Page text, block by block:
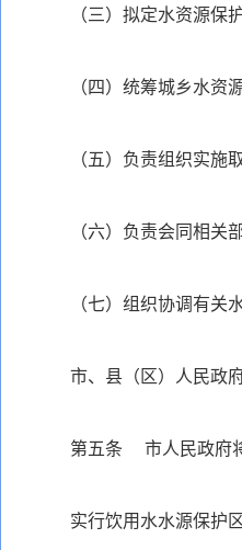
（三）拟定水资源保
（四）统筹城乡水资
（五）负责组织实施
（六）负责会同相关
（七）组织协调有关
市、县（区）人民政
第五条 市人民政府
实行饮用水水源保护